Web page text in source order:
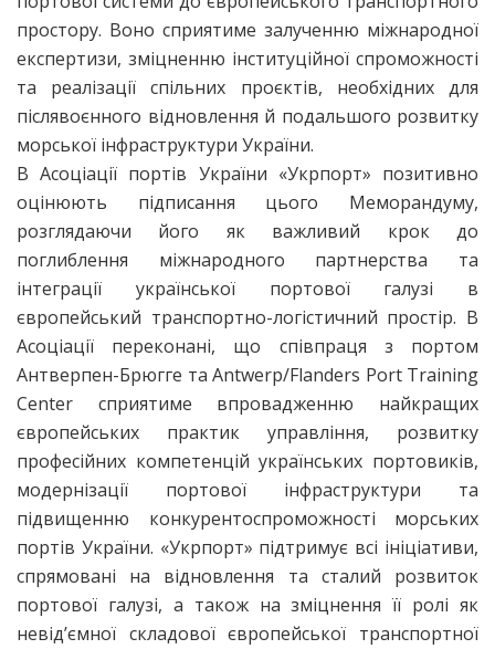
простору. Воно сприятиме залученню міжнародної
експертизи, зміцненню інституційної спроможності
та реалізації спільних проєктів, необхідних для
післявоєнного відновлення й подальшого розвитку
морської інфраструктури України.
В Асоціації портів України «Укрпорт» позитивно
оцінюють підписання цього Меморандуму,
розглядаючи його як важливий крок до
поглиблення міжнародного партнерства та
інтеграції української портової галузі в
європейський транспортно-логістичний простір. В
Асоціації переконані, що співпраця з портом
Антверпен-Брюгге та Antwerp/Flanders Port Training
Center сприятиме впровадженню найкращих
європейських практик управління, розвитку
професійних компетенцій українських портовиків,
модернізації портової інфраструктури та
підвищенню конкурентоспроможності морських
портів України. «Укрпорт» підтримує всі ініціативи,
спрямовані на відновлення та сталий розвиток
портової галузі, а також на зміцнення її ролі як
невід’ємної складової європейської транспортної